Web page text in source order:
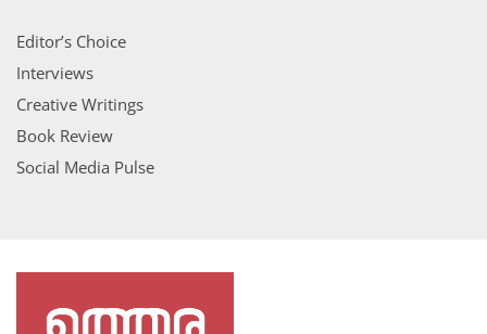
Editor’s Choice
Interviews
Creative Writings
Book Review
Social Media Pulse